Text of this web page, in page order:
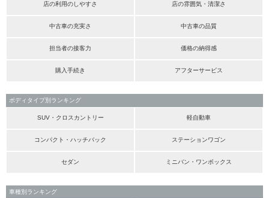
店の利用のしやすさ 店の雰囲気・清潔さ
中古車の充実さ 中古車の品質
担当者の接客力 価格の納得感
購入手続き アフターサービス
ボディタイプ別ランキング
SUV・クロスカントリー 軽自動車
コンパクト・ハッチバック ステーションワゴン
セダン ミニバン・ワンボックス
車種別ランキング